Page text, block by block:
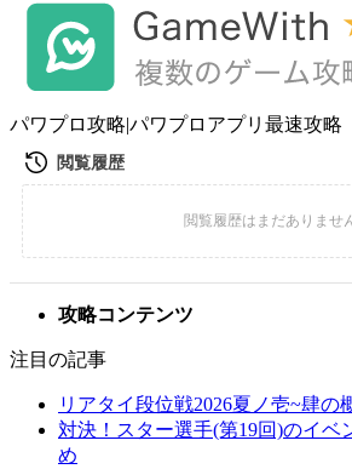
パワプロ攻略|パワプロアプリ最速攻略
攻略コンテンツ
注目の記事
リアタイ段位戦2026夏ノ壱~肆の
対決！スター選手(第19回)のイベ
め